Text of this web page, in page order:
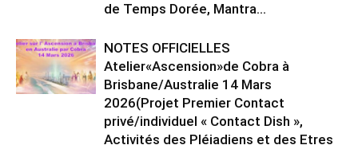
de Temps Dorée, Mantra...
NOTES OFFICIELLES
Atelier«Ascension»de Cobra à
Brisbane/Australie 14 Mars
2026(Projet Premier Contact
privé/individuel « Contact Dish »,
Activités des Pléiadiens et des Etres